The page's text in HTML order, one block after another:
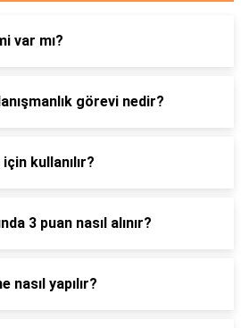
var mı?
görevi nedir?
kullanılır?
3 puan nasıl alınır?
nasıl yapılır?